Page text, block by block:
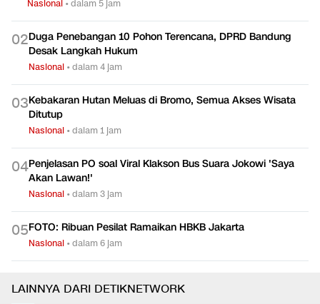
Nasional •dalam 5 jam
02Duga Penebangan 10 Pohon Terencana, DPRD Bandung
Desak Langkah Hukum
Nasional •dalam 4 jam
03Kebakaran Hutan Meluas di Bromo, Semua Akses Wisata
Ditutup
Nasional •dalam 1 jam
04Penjelasan PO soal Viral Klakson Bus Suara Jokowi 'Saya
Akan Lawan!'
Nasional •dalam 3 jam
05FOTO: Ribuan Pesilat Ramaikan HBKB Jakarta
Nasional •dalam 6 jam
LAINNYA DARI DETIKNETWORK